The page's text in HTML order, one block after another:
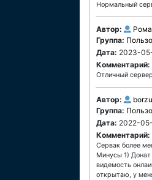
Нормальный
Автор:
Группа:
Дата: 2023-
Комментарий:
Отличный
Автор:
Группа:
Дата: 2022-
Комментарий:
Сервак более
Минусы 1) Донат
видемость
открытаю, у